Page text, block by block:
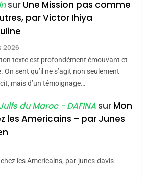
JUDAISME
Maroc : Les amandes de
Tafraout, le miel de Tadla
Azilal consacrés produits
du terroir
DAFINA MAROC
Oeil ravageur – Vanessa
De Loya Stauber
sur Une Mission pas comme
par Victor Ihiya
2026
texte est profondément émouvant et
On sent qu’il ne s’agit non seulement
mais d’un témoignage…
du Maroc - DAFINA sur Mon
les Americains – par Junes
les Americains, par-junes-davis-
2025, l’année la plus